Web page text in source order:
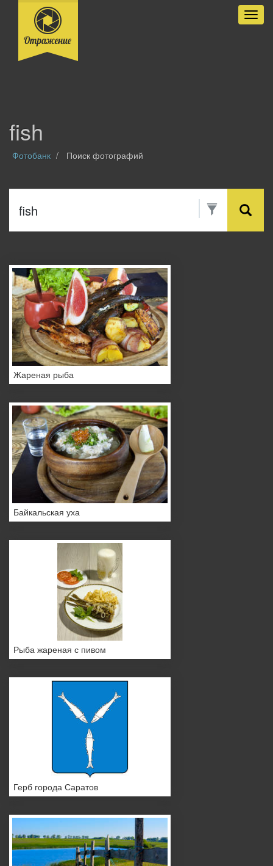
fish
Фотобанк Поиск фотографий
Жареная рыба
Байкальская уха
Рыба жареная с пивом
Герб города Саратов